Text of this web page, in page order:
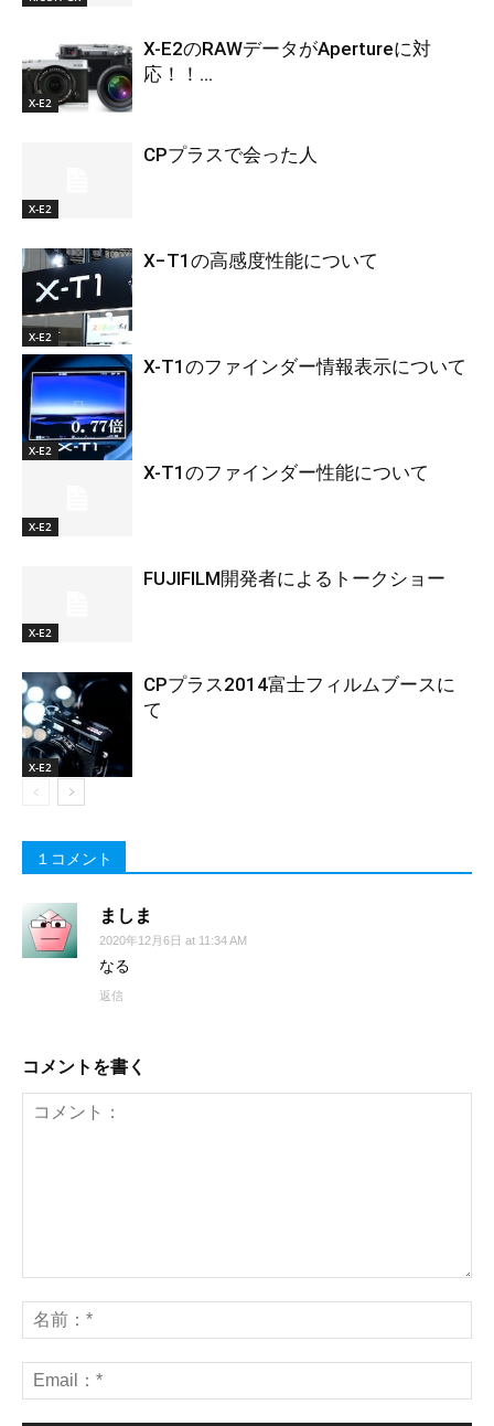
X-E2
X-E2のRAWデータがApertureに対
応！！...
X-E2
CPプラスで会った人
X-E2
X−T1の高感度性能について
X-E2
X-T1のファインダー情報表示について
X-E2
X-T1のファインダー性能について
X-E2
FUJIFILM開発者によるトークショー
X-E2
CPプラス2014富士フィルムブースに
て
１コメント
ましま
2020年12月6日 at 11:34 AM
なる
返信
コメントを書く